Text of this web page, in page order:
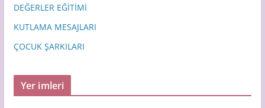
DEĞERLER EĞİTİMİ
KUTLAMA MESAJLARI
ÇOCUK ŞARKILARI
Yer imleri